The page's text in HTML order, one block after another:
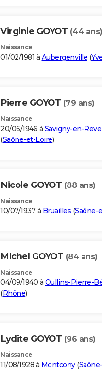
Virginie GOYOT (44 ans)
Naissance
01/02/1981 à Aubergenville (
Pierre GOYOT (79 ans)
Naissance
20/06/1946 à Savigny-en-
(Saône-et-Loire)
Nicole GOYOT (88 ans)
Naissance
10/07/1937 à Bruailles (Saône-
Michel GOYOT (84 ans)
Naissance
04/09/1940 à Oullins-Pierre-
(Rhône)
Lydite GOYOT (96 ans)
Naissance
11/08/1928 à Montcony(